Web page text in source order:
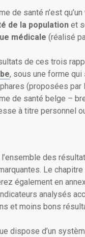
de santé n’est
de la population et
médicale (réalisé
de ces trois
, sous une forme
(proposées par
de santé belge –
à titre personnel
des
Le
également en
analysés
et moins bons
dispose d’un